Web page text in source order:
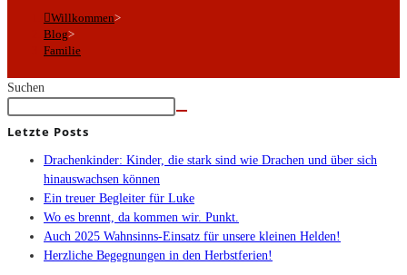
Willkommen>
Blog>
Familie
Suchen
Letzte Posts
Drachenkinder: Kinder, die stark sind wie Drachen und über sich
hinauswachsen können
Ein treuer Begleiter für Luke
Wo es brennt, da kommen wir. Punkt.
Auch 2025 Wahnsinns-Einsatz für unsere kleinen Helden!
Herzliche Begegnungen in den Herbstferien!